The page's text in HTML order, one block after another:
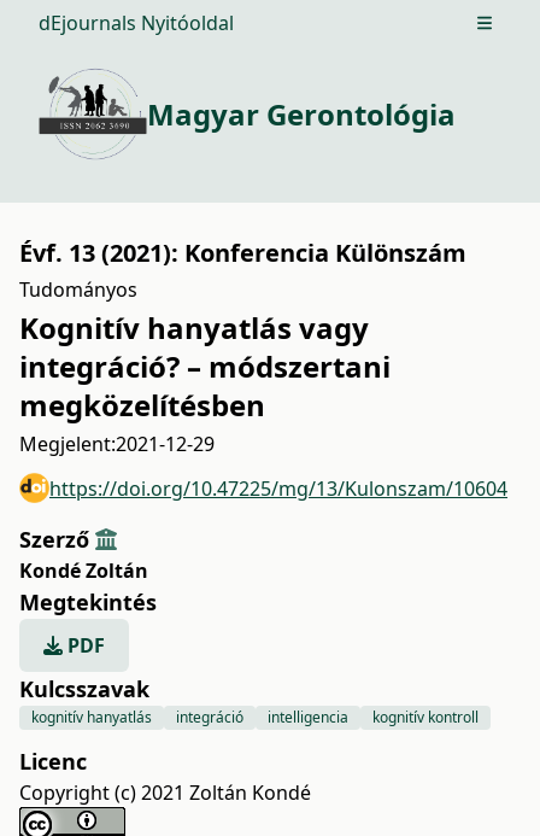
dEjournals Nyitóoldal Open
Magyar Gerontológia
Évf. 13 (2021): Konferencia Különszám
Tudományos
Kognitív hanyatlás vagy
integráció? – módszertani
megközelítésben
Megjelent:2021-12-29
https://doi.org/10.47225/mg/13/Kulonszam/10604
Szerző
Kondé Zoltán
Megtekintés
PDF
Kulcsszavak
kognitív hanyatlás integráció intelligencia kognitív kontroll
Licenc
Copyright (c) 2021 Zoltán Kondé